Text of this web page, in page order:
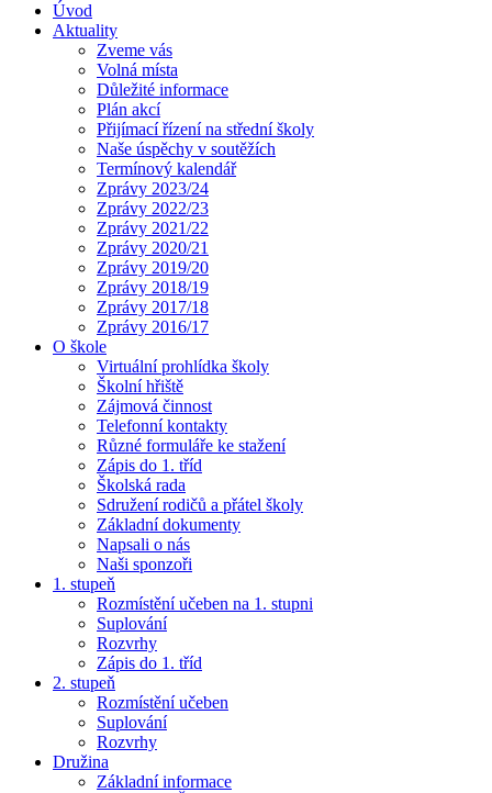
Úvod
Aktuality
Zveme vás
Volná místa
Důležité informace
Plán akcí
Přijímací řízení na střední školy
Naše úspěchy v soutěžích
Termínový kalendář
Zprávy 2023/24
Zprávy 2022/23
Zprávy 2021/22
Zprávy 2020/21
Zprávy 2019/20
Zprávy 2018/19
Zprávy 2017/18
Zprávy 2016/17
O škole
Virtuální prohlídka školy
Školní hřiště
Zájmová činnost
Telefonní kontakty
Různé formuláře ke stažení
Zápis do 1. tříd
Školská rada
Sdružení rodičů a přátel školy
Základní dokumenty
Napsali o nás
Naši sponzoři
1. stupeň
Rozmístění učeben na 1. stupni
Suplování
Rozvrhy
Zápis do 1. tříd
2. stupeň
Rozmístění učeben
Suplování
Rozvrhy
Družina
Základní informace